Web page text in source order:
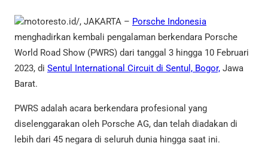
motoresto.id/, JAKARTA – Porsche Indonesia
menghadirkan kembali pengalaman berkendara Porsche
World Road Show (PWRS) dari tanggal 3 hingga 10 Februari
2023, di Sentul International Circuit di Sentul, Bogor, Jawa
Barat.
PWRS adalah acara berkendara profesional yang
diselenggarakan oleh Porsche AG, dan telah diadakan di
lebih dari 45 negara di seluruh dunia hingga saat ini.